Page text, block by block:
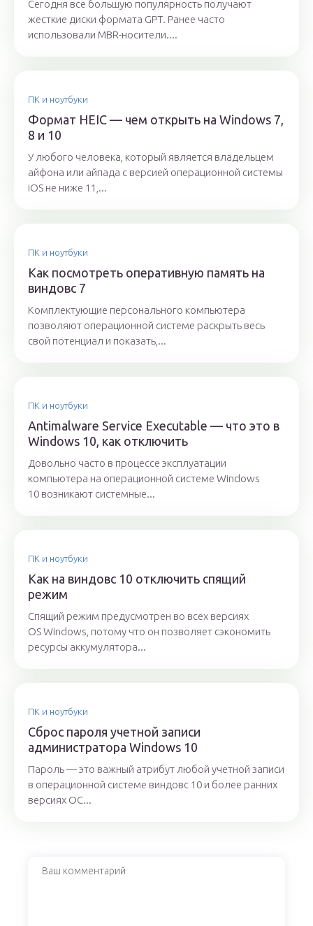
Сегодня все большую популярность получают
жесткие диски формата GPT. Ранее часто
использовали MBR-носители....
ПК и ноутбуки
Формат HEIC — чем открыть на Windows 7,
8 и 10
У любого человека, который является владельцем
айфона или айпада с версией операционной системы
iOS не ниже 11,...
ПК и ноутбуки
Как посмотреть оперативную память на
виндовс 7
Комплектующие персонального компьютера
позволяют операционной системе раскрыть весь
свой потенциал и показать,...
ПК и ноутбуки
Antimalware Service Executable — что это в
Windows 10, как отключить
Довольно часто в процессе эксплуатации
компьютера на операционной системе Windows
10 возникают системные...
ПК и ноутбуки
Как на виндовс 10 отключить спящий
режим
Спящий режим предусмотрен во всех версиях
OS Windows, потому что он позволяет сэкономить
ресурсы аккумулятора...
ПК и ноутбуки
Сброс пароля учетной записи
администратора Windows 10
Пароль — это важный атрибут любой учетной записи
в операционной системе виндовс 10 и более ранних
версиях ОС...